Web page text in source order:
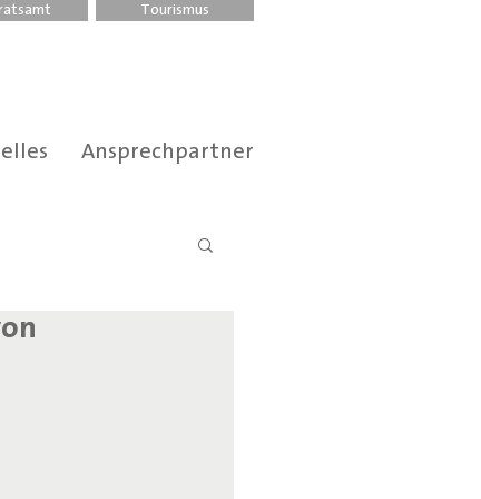
Tourismus
Ansprechpartner